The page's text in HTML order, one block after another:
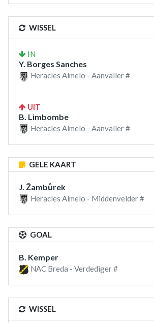
WISSEL
IN
Y. Borges Sanches
Heracles Almelo - Aanvaller #
UIT
B. Limbombe
Heracles Almelo - Aanvaller #
GELE KAART
J. Žambůrek
Heracles Almelo - Middenvelder #
GOAL
B. Kemper
NAC Breda - Verdediger #
WISSEL